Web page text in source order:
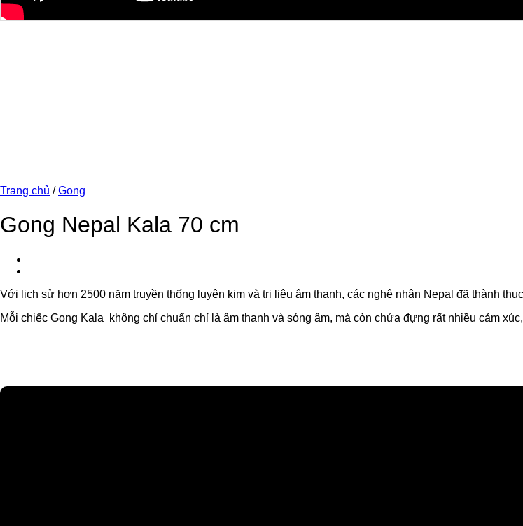
Trang chủ / Gong
Gong Nepal Kala 70 cm
Với lịch sử hơn 2500 năm truyền thống luyện kim và trị liệu âm thanh, các nghệ nhân Nepal đã thành
Mỗi chiếc Gong Kala không chỉ chuẩn chỉ là âm thanh và sóng âm, mà còn chứa đựng rất nhiều cảm